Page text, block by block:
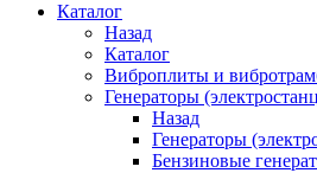
Каталог
Назад
Каталог
Виброплиты и
Генераторы
Назад
Генераторы
Бензиновые